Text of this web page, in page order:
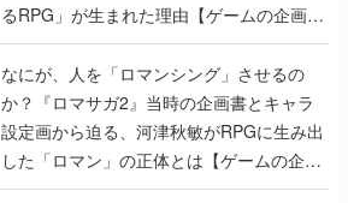
るRPG」が生まれた理由【ゲームの企画
書】
なにが、人を「ロマンシング」させるの
か？『ロマサガ2』当時の企画書とキャラ
設定画から迫る、河津秋敏がRPGに生み出
した「ロマン」の正体とは【ゲームの企画
書】